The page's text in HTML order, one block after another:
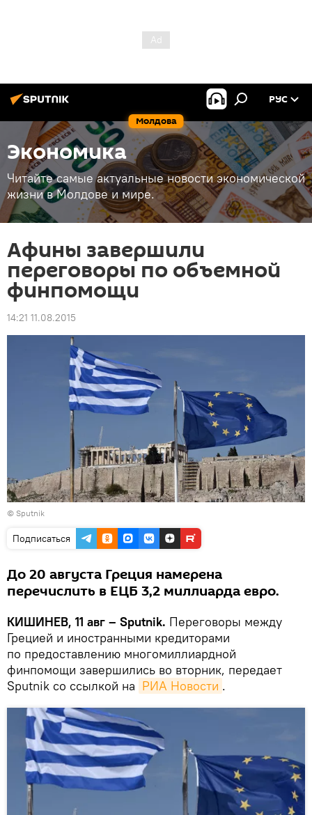
Молдова
РУС
Экономика
Читайте самые актуальные новости экономической
жизни в Молдове и мире.
Афины завершили
переговоры по объемной
финпомощи
14:21 11.08.2015
© Sputnik
Подписаться
До 20 августа Греция намерена
перечислить в ЕЦБ 3,2 миллиарда евро.
КИШИНЕВ, 11 авг – Sputnik. Переговоры между
Грецией и иностранными кредиторами
по предоставлению многомиллиардной
финпомощи завершились во вторник, передает
Sputnik со ссылкой на РИА Новости .